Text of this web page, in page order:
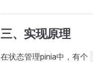
三、实现原理
在状态管理pinia中，有个